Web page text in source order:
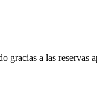
a las reservas